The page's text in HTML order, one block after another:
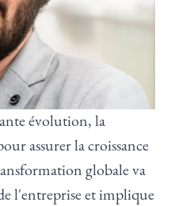
évolution, la
assurer la croissance
globale va
l'entreprise et implique